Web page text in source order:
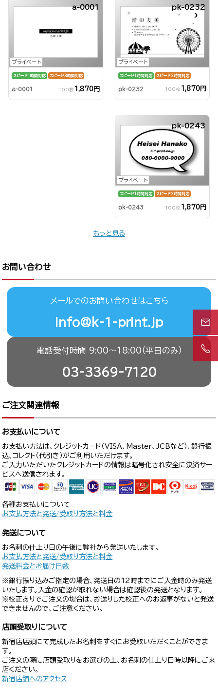
プライベート
a-0001
スピード1時間対応 スピード3時間対応
a-0001 100枚 1,870円
プライベート
pk-0232
スピード1時間対応 スピード3時間対応
pk-0232 100枚 1,870円
プライベート
pk-0243
スピード1時間対応 スピード3時間対応
pk-0243 100枚 1,870円
もっと見る
お問い合わせ
メールでのお問い合わせはこちら
info@k-1-print.jp
電話受付時間 9:00〜18:00（平日のみ）
03-3369-7120
ご注文関連情報
お支払いについて
お支払い方法は、クレジットカード（VISA、Master、JCBなど）、銀行振
込、コレクト（代引き）がご利用いただけます。
ご入力いただいたクレジットカードの情報は暗号化され安全に決済サー
ビスへ送信されます。
各種お支払いについて
お支払方法と発送/受取り方法と料金
発送について
お名刺の仕上り日の午後に弊社から発送いたします。
お支払方法と発送/受取り方法と料金
発送料金とお届け日数
※銀行振り込みご指定の場合、発送日の12時までにご入金時のみ発送
いたします。入金の確認が取れない場合は確認後の発送となります。
※校正ありでご注文の場合は、お送りした校正へのお返事がないと発送
できませんので、ご注意ください。
店頭受取りについて
新宿店店頭にて完成したお名刺をすぐにお受取いただくことができま
す。
ご注文の際に店頭受取りをお選びの上、お名刺の仕上り日時以降にご来
店ください。
新宿店舗へのアクセス